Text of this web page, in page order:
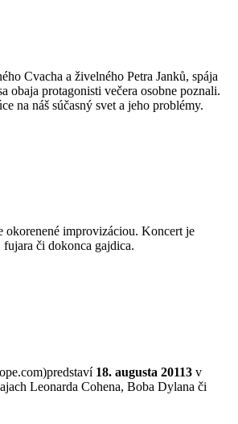
Cvacha a živelného Petra Janků, spája
obaja protagonisti večera osobne poznali.
na náš súčasný svet a jeho problémy.
okorenené improvizáciou. Koncert je
či dokonca gajdica.
18. augusta 20113 v
Leonarda Cohena, Boba Dylana či